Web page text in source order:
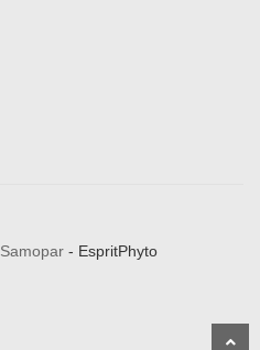
Samopar- EspritPhyto